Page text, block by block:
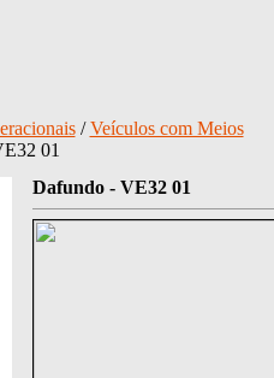
/Veículos com Meios
01
Dafundo - VE32 01